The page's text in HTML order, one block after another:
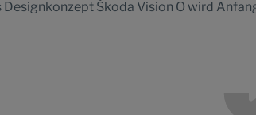
Designkonzept Škoda Vision O wird